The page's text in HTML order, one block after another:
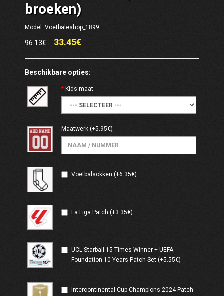
broeken)
Model: Voetbaleshop_1899
96.13€ 33.45€
Beschikbare opties:
Kids maat
Maatwerk(+5.95€)
Voetbalsokken (+6.35€)
La Liga Patch (+3.35€)
UCL Starball 15 Times Winner + UEFA
Foundation 10 Years Patch Set (+5.55€)
Intercontinental Cup Champions 2024 Patch